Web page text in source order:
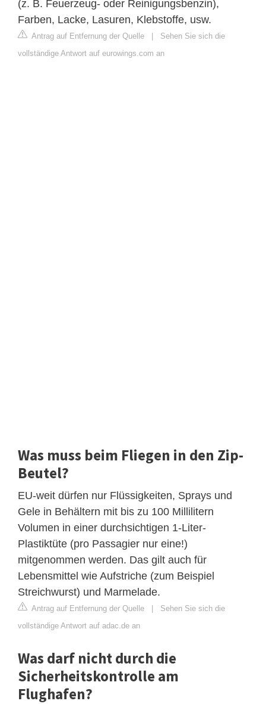
(z. B. Feuerzeug- oder Reinigungsbenzin),
Farben, Lacke, Lasuren, Klebstoffe, usw.
Antrag auf Entfernung der Quelle | Sehen Sie sich die
vollständige Antwort auf eurowings.com an
Was muss beim Fliegen in den Zip-
Beutel?
EU-weit dürfen nur Flüssigkeiten, Sprays und
Gele in Behältern mit bis zu 100 Millilitern
Volumen in einer durchsichtigen 1-Liter-
Plastiktüte (pro Passagier nur eine!)
mitgenommen werden. Das gilt auch für
Lebensmittel wie Aufstriche (zum Beispiel
Streichwurst) und Marmelade.
Antrag auf Entfernung der Quelle | Sehen Sie sich die
vollständige Antwort auf adac.de an
Was darf nicht durch die
Sicherheitskontrolle am
Flughafen?